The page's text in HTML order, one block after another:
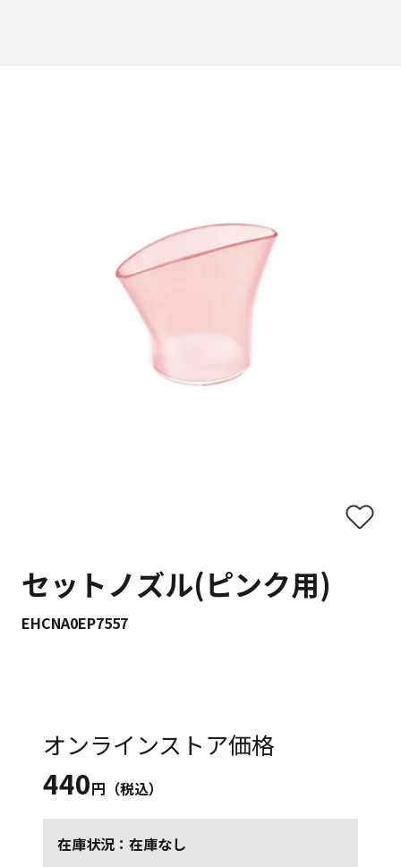
セットノズル(ピンク用)
EHCNA0EP7557
オンラインストア価格
440円（税込）
在庫状況：在庫なし